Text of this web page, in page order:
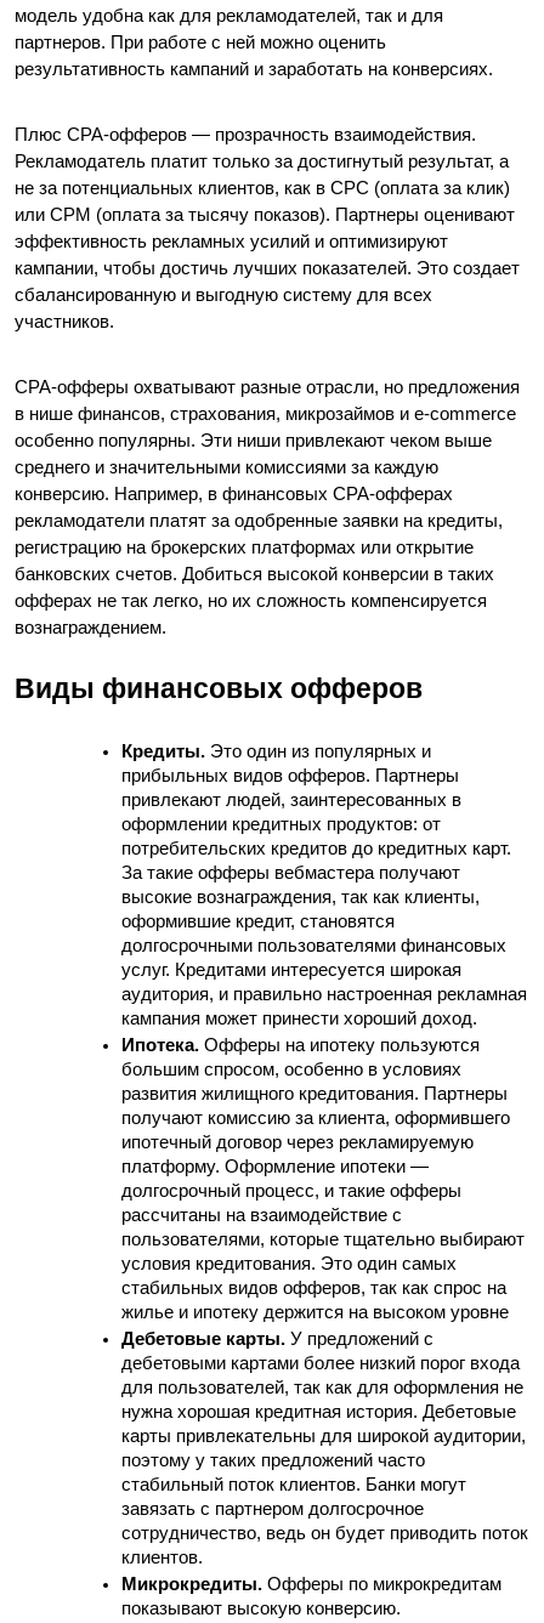
модель удобна как для рекламодателей, так и для
партнеров. При работе с ней можно оценить
результативность кампаний и заработать на конверсиях.
Плюс CPA-офферов — прозрачность взаимодействия.
Рекламодатель платит только за достигнутый результат, а
не за потенциальных клиентов, как в CPC (оплата за клик)
или CPM (оплата за тысячу показов). Партнеры оценивают
эффективность рекламных усилий и оптимизируют
кампании, чтобы достичь лучших показателей. Это создает
сбалансированную и выгодную систему для всех
участников.
CPA-офферы охватывают разные отрасли, но предложения
в нише финансов, страхования, микрозаймов и e-commerce
особенно популярны. Эти ниши привлекают чеком выше
среднего и значительными комиссиями за каждую
конверсию. Например, в финансовых CPA-офферах
рекламодатели платят за одобренные заявки на кредиты,
регистрацию на брокерских платформах или открытие
банковских счетов. Добиться высокой конверсии в таких
офферах не так легко, но их сложность компенсируется
вознаграждением.
Виды финансовых офферов
Кредиты. Это один из популярных и
прибыльных видов офферов. Партнеры
привлекают людей, заинтересованных в
оформлении кредитных продуктов: от
потребительских кредитов до кредитных карт.
За такие офферы вебмастера получают
высокие вознаграждения, так как клиенты,
оформившие кредит, становятся
долгосрочными пользователями финансовых
услуг. Кредитами интересуется широкая
аудитория, и правильно настроенная рекламная
кампания может принести хороший доход.
Ипотека. Офферы на ипотеку пользуются
большим спросом, особенно в условиях
развития жилищного кредитования. Партнеры
получают комиссию за клиента, оформившего
ипотечный договор через рекламируемую
платформу. Оформление ипотеки —
долгосрочный процесс, и такие офферы
рассчитаны на взаимодействие с
пользователями, которые тщательно выбирают
условия кредитования. Это один самых
стабильных видов офферов, так как спрос на
жилье и ипотеку держится на высоком уровне
Дебетовые карты. У предложений с
дебетовыми картами более низкий порог входа
для пользователей, так как для оформления не
нужна хорошая кредитная история. Дебетовые
карты привлекательны для широкой аудитории,
поэтому у таких предложений часто
стабильный поток клиентов. Банки могут
завязать с партнером долгосрочное
сотрудничество, ведь он будет приводить поток
клиентов.
Микрокредиты. Офферы по микрокредитам
показывают высокую конверсию.